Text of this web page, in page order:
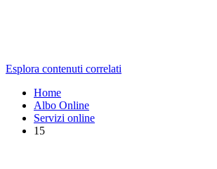
Esplora contenuti correlati
Home
Albo Online
Servizi online
15